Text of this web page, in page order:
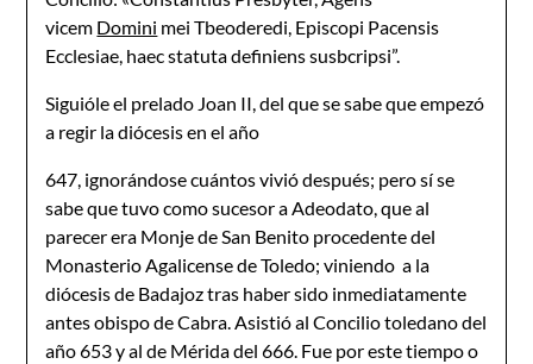
vicem Domini mei Tbeoderedi, Episcopi Pacensis
Ecclesiae, haec statuta definiens susbcripsi”.
Siguióle el prelado Joan II, del que se sabe que empezó
a regir la diócesis en el año
647, ignorándose cuántos vivió después; pero sí se
sabe que tuvo como sucesor a Adeoda­to, que al
parecer era Monje de San Benito procedente del
Monasterio Agalicense de Tole­do; viniendo a la
diócesis de Badajoz tras haber sido inmediatamente
antes obispo de Cabra. Asistió al Concilio toledano del
año 653 y al de Mérida del 666. Fue por este tiempo o